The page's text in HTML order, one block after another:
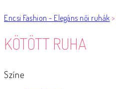
Encsi Fashion - Elegáns női ruhák >
KÖTÖTT RUHA
Színe